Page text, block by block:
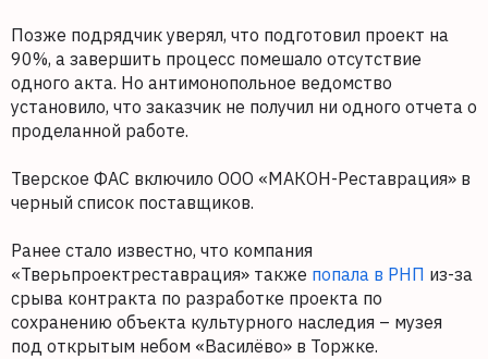
Позже подрядчик уверял, что подготовил проект на
90%, а завершить процесс помешало отсутствие
одного акта. Но антимонопольное ведомство
установило, что заказчик не получил ни одного отчета о
проделанной работе.
Тверское ФАС включило ООО «МАКОН-Реставрация» в
черный список поставщиков.
Ранее стало известно, что компания
«Тверьпроектреставрация» также попала в РНП из-за
срыва контракта по разработке проекта по
сохранению объекта культурного наследия – музея
под открытым небом «Василёво» в Торжке.